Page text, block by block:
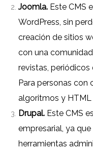
Joomla. Este CMS
WordPress, sin
creación de sitios
con una
revistas, periódicos
Para personas con
algoritmos y HTML
Drupal. Este CMS
empresarial, ya
herramientas